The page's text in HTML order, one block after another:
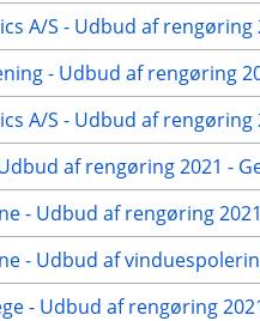
A/S - Udbud af
- Udbud af rengøring
A/S - Udbud af rengøring
af rengøring 2021 -
- Udbud af rengøring
- Udbud af
- Udbud af rengøring